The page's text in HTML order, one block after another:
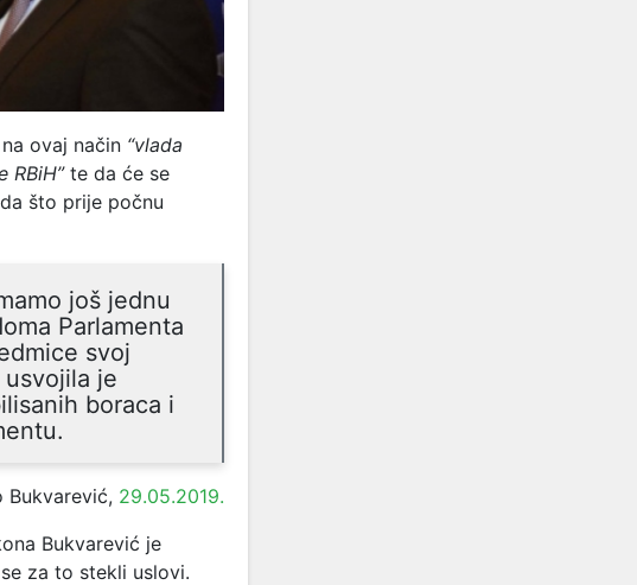
ovaj način “vlada
RBiH”te da će se
što prije počnu
još jednu
Parlamenta
svoj
je
boraca i
Bukvarević, 29.05.2019.
Bukvarević je
za to stekli uslovi.